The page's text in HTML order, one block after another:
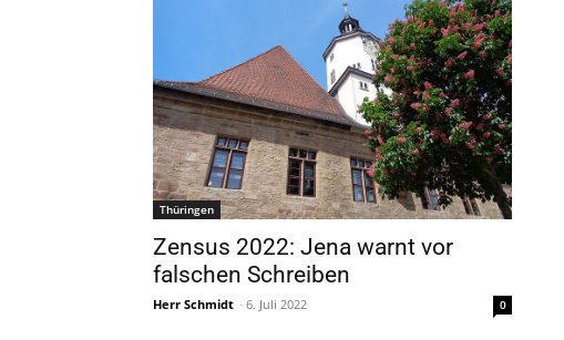
Thüringen
Zensus 2022: Jena warnt vor
falschen Schreiben
Herr Schmidt - 6. Juli 2022 0